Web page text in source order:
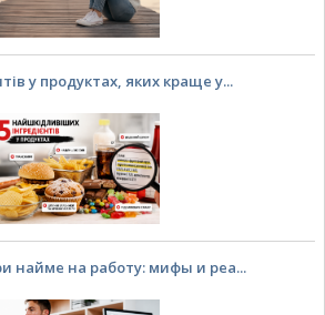
у продуктах, яких краще у...
найме на работу: мифы и реа...